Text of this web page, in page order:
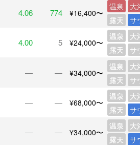
4.06 774 ¥16,400〜
温泉
大
露天
サ
4.00 5 ¥24,000〜
温泉
大
露天
サ
― ― ¥34,000〜
温泉
大
露天
サ
― ― ¥68,000〜
温泉
大
露天
サ
― ― ¥34,000〜
温泉
大
露天
サ